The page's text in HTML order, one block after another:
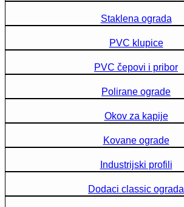
Staklena ograda
PVC klupice
PVC čepovi i pribor
Polirane ograde
Okov za kapije
Kovane ograde
Industrijski profili
Dodaci classic ograda